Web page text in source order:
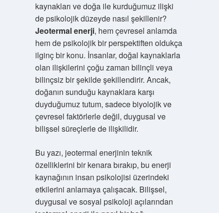
kaynakları ve doğa ile kurduğumuz ilişki
de psikolojik düzeyde nasıl şekillenir?
Jeotermal enerji, hem çevresel anlamda
hem de psikolojik bir perspektiften oldukça
ilginç bir konu. İnsanlar, doğal kaynaklarla
olan ilişkilerini çoğu zaman bilinçli veya
bilinçsiz bir şekilde şekillendirir. Ancak,
doğanın sunduğu kaynaklara karşı
duyduğumuz tutum, sadece biyolojik ve
çevresel faktörlerle değil, duygusal ve
bilişsel süreçlerle de ilişkilidir.
Bu yazı, jeotermal enerjinin teknik
özelliklerini bir kenara bırakıp, bu enerji
kaynağının insan psikolojisi üzerindeki
etkilerini anlamaya çalışacak. Bilişsel,
duygusal ve sosyal psikoloji açılarından